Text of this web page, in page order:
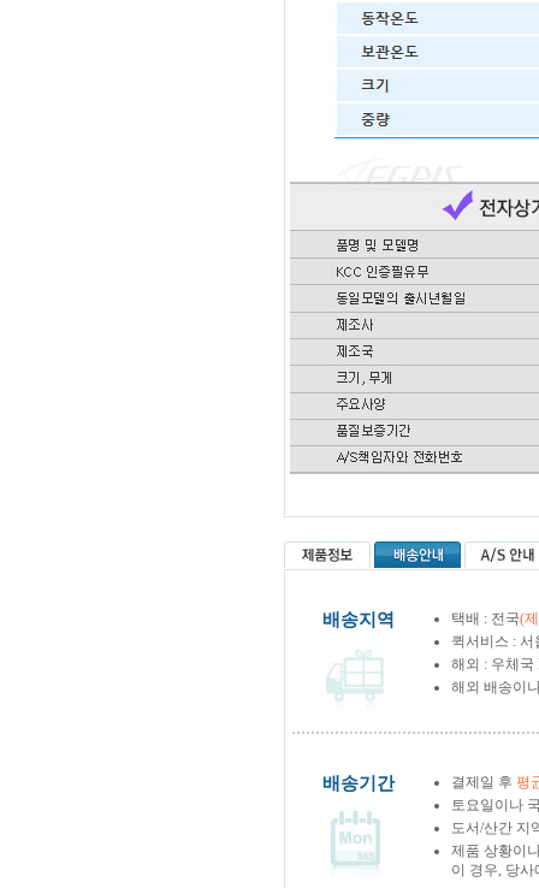
배송지역 택배 : 전국(
퀵서비스 :
해외 : 우체국
해외 배송이
배송기간 결제일 후 평
토요일이나
도서/산간 지
제품 상황이
이 경우, 당